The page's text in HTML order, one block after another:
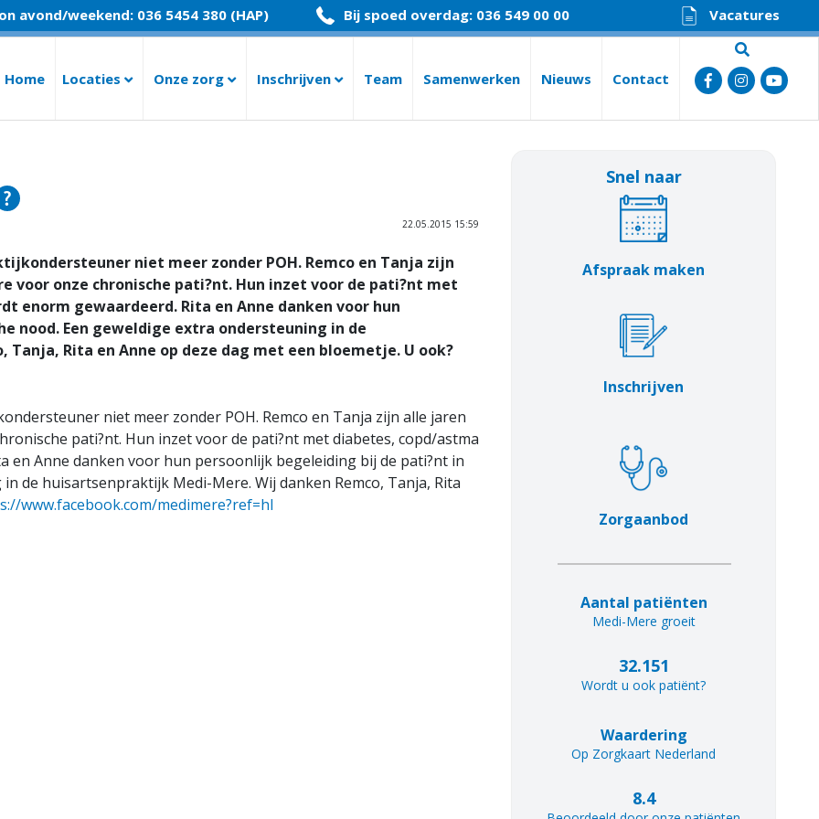
avond/weekend: 036 5454 380 (HAP) Bij spoed overdag: 036 549 00 00 Vacatures
Home Locaties Onze zorg Inschrijven Team Samenwerken Nieuws Contact
22.05.2015 15:59
niet meer zonder POH. Remco en Tanja zijn
voor onze chronische pati?nt. Hun inzet voor de pati?nt met
enorm gewaardeerd. Rita en Anne danken voor hun
nood. Een geweldige extra ondersteuning in de
Rita en Anne op deze dag met een bloemetje. U ook?
niet meer zonder POH. Remco en Tanja zijn alle jaren
pati?nt. Hun inzet voor de pati?nt met diabetes, copd/astma
en Anne danken voor hun persoonlijk begeleiding bij de pati?nt in
de huisartsenpraktijk Medi-Mere. Wij danken Remco, Tanja, Rita
www.facebook.com/medimere?ref=hl
Snel naar
Afspraak maken
Inschrijven
Zorgaanbod
Aantal patiënten
Medi-Mere groeit
32.151
Wordt u ook patiënt?
Waardering
Op Zorgkaart Nederland
8.4